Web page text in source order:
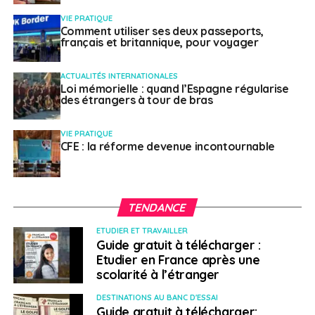
VIE PRATIQUE
Comment utiliser ses deux passeports,
français et britannique, pour voyager
ACTUALITÉS INTERNATIONALES
Loi mémorielle : quand l’Espagne régularise
des étrangers à tour de bras
VIE PRATIQUE
CFE : la réforme devenue incontournable
TENDANCE
ETUDIER ET TRAVAILLER
Guide gratuit à télécharger :
Etudier en France après une
scolarité à l’étranger
DESTINATIONS AU BANC D'ESSAI
Guide gratuit à télécharger: